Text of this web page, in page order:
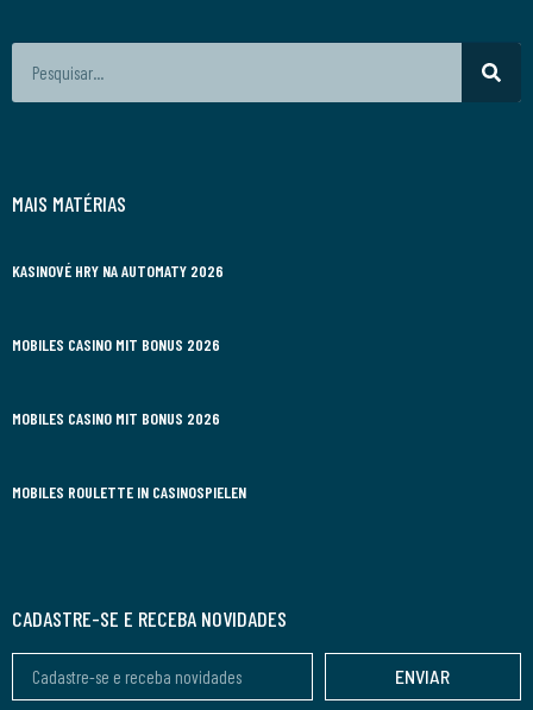
MAIS MATÉRIAS
KASINOVÉ HRY NA AUTOMATY 2026
MOBILES CASINO MIT BONUS 2026
MOBILES CASINO MIT BONUS 2026
MOBILES ROULETTE IN CASINOSPIELEN
CADASTRE-SE E RECEBA NOVIDADES
ENVIAR